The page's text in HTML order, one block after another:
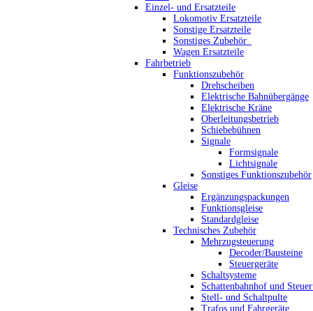
Einzel- und Ersatzteile
Lokomotiv Ersatzteile
Sonstige Ersatzteile
Sonstiges Zubehör_
Wagen Ersatzteile
Fahrbetrieb
Funktionszubehör
Drehscheiben
Elektrische Bahnübergänge
Elektrische Kräne
Oberleitungsbetrieb
Schiebebühnen
Signale
Formsignale
Lichtsignale
Sonstiges Funktionszubehör
Gleise
Ergänzungspackungen
Funktionsgleise
Standardgleise
Technisches Zubehör
Mehrzugsteuerung
Decoder/Bausteine
Steuergeräte
Schaltsysteme
Schattenbahnhof und
Stell- und Schaltpulte
Trafos und Fahrgeräte